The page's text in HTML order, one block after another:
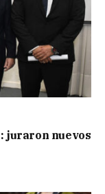
juraron nuevos